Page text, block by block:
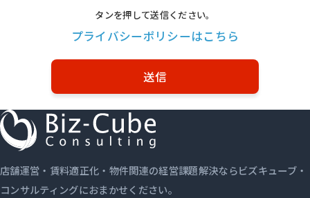
タンを押して送信ください。
プライバシーポリシーはこちら
店舗運営・賃料適正化・物件関連の経営課題解決ならビズキューブ・
コンサルティングにおまかせください。